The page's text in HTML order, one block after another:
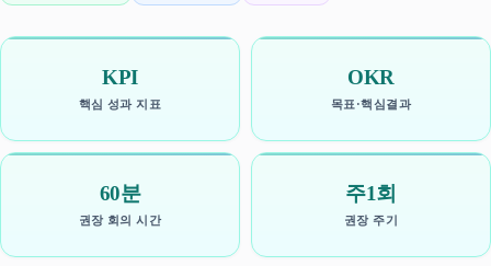
KPI
핵심 성과 지표
OKR
목표·핵심결과
60분
권장 회의 시간
주1회
권장 주기